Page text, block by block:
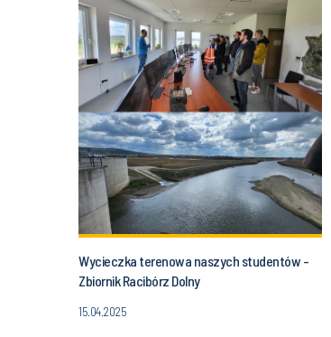
Wycieczka terenowa naszych studentów -
Zbiornik Racibórz Dolny
15.04.2025